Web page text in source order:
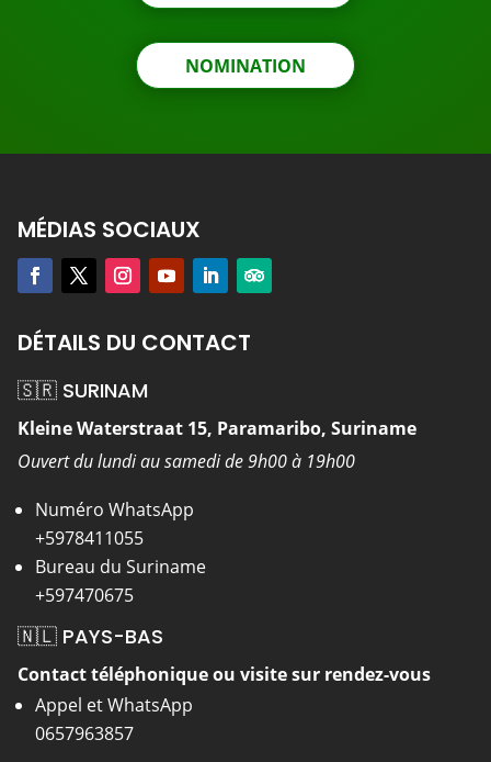
NOMINATION
MÉDIAS SOCIAUX
DÉTAILS DU CONTACT
🇸🇷 SURINAM
Kleine Waterstraat 15, Paramaribo, Suriname
Ouvert du lundi au samedi de 9h00 à 19h00
Numéro WhatsApp
+5978411055
Bureau du Suriname
+597470675
🇳🇱 PAYS-BAS
Contact téléphonique ou visite sur rendez-vous
Appel et WhatsApp
0657963857